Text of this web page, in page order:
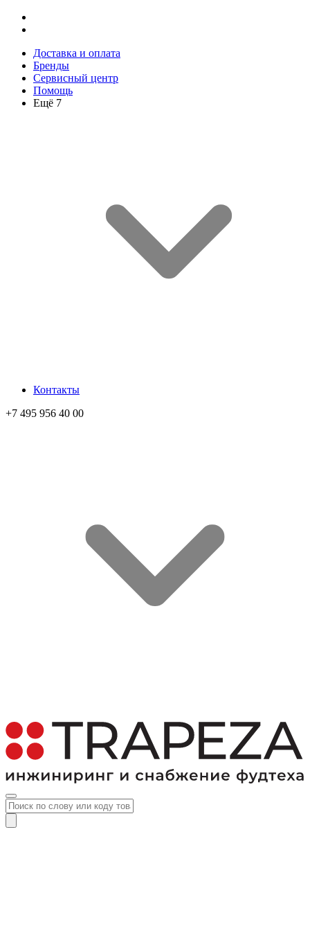
Доставка и оплата
Бренды
Сервисный центр
Помощь
Ещё 7
Контакты
+7 495 956 40 00